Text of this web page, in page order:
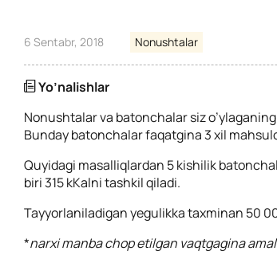
6 Sentabr, 2018 Nonushtalar
Yo’nalishlar
Nonushtalar va batonchalar siz
Bunday batonchalar faqatgina 3 xil
Quyidagi masalliqlardan 5 kishilik
biri 315 kKalni tashkil qiladi.
Tayyorlaniladigan yegulikka taxminan 50
*narxi manba chop etilgan vaqtgagina